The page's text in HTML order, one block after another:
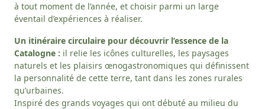
à tout moment de l’année, et choisir parmi un large
éventail d’expériences à réaliser.
Un itinéraire circulaire pour découvrir l’essence de la
Catalogne : il relie les icônes culturelles, les paysages
naturels et les plaisirs œnogastronomiques qui définissent
la personnalité de cette terre, tant dans les zones rurales
qu’urbaines.
Inspiré des grands voyages qui ont débuté au milieu du